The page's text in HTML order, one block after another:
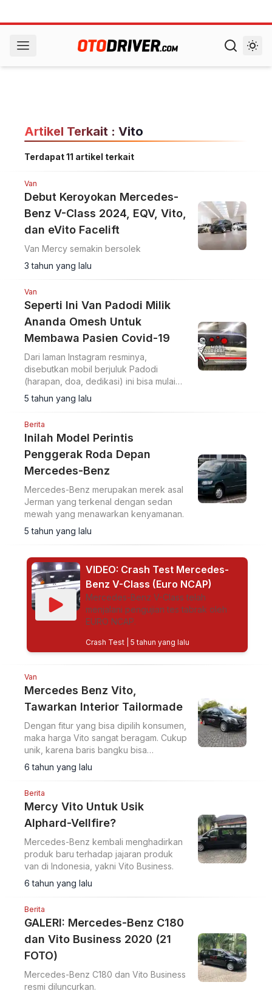
Artikel Terkait : Vito
Terdapat 11 artikel terkait
Van
Debut Keroyokan Mercedes-
Benz V-Class 2024, EQV, Vito,
dan eVito Facelift
Van Mercy semakin bersolek
3 tahun yang lalu
Van
Seperti Ini Van Padodi Milik
Ananda Omesh Untuk
Membawa Pasien Covid-19
Dari laman Instagram resminya,
disebutkan mobil berjuluk Padodi
(harapan, doa, dedikasi) ini bisa mulai
digunakan untuk mengantar pasien
covid-19 pekan ini.
5 tahun yang lalu
Berita
Inilah Model Perintis
Penggerak Roda Depan
Mercedes-Benz
Mercedes-Benz merupakan merek asal
Jerman yang terkenal dengan sedan
mewah yang menawarkan kenyamanan.
5 tahun yang lalu
VIDEO: Crash Test Mercedes-
Benz V-Class (Euro NCAP)
Mercedes-Benz V-Class telah
menjalani pengujian tes tabrak oleh
EURO NCAP.
Crash Test| 5 tahun yang lalu
Van
Mercedes Benz Vito,
Tawarkan Interior Tailormade
Dengan fitur yang bisa dipilih konsumen,
maka harga Vito sangat beragam. Cukup
unik, karena baris bangku bisa
disesuaikan keinginan, bisa hanya dua,
tiga, maupun empat baris untuk 9
6 tahun yang lalu
Berita
Mercy Vito Untuk Usik
Alphard-Vellfire?
Mercedes-Benz kembali menghadirkan
produk baru terhadap jajaran produk
van di Indonesia, yakni Vito Business.
6 tahun yang lalu
Berita
GALERI: Mercedes-Benz C180
dan Vito Business 2020 (21
FOTO)
Mercedes-Benz C180 dan Vito Business
resmi diluncurkan.